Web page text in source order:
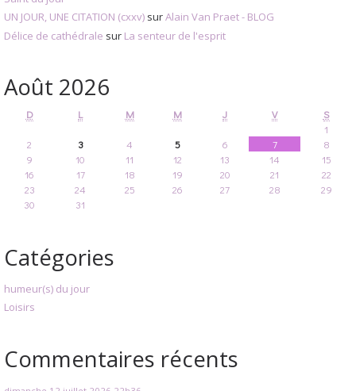
UN JOUR, UNE CITATION (cxxv) surAlain Van Praet - BLOG
Délice de cathédrale sur La senteur de l'esprit
Août 2026
D L M M J V
S
1
2
3 4 5 6 7
8
9
10 11 12 13 14
15
16
17 18 19 20 21
22
23
24 25 26 27 28
29
30
31
Catégories
humeur(s) du jour
Loisirs
Commentaires récents